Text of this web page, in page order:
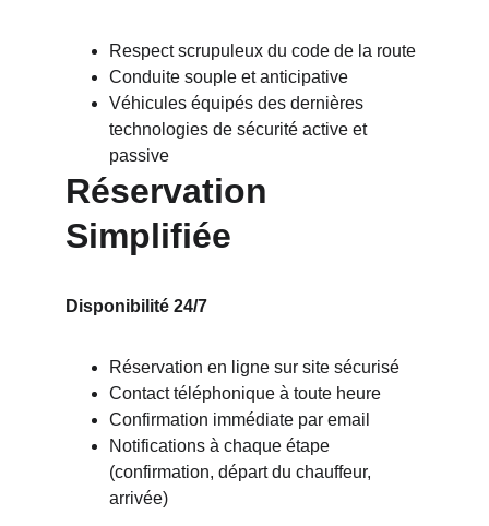
Respect scrupuleux du code de la route
Conduite souple et anticipative
Véhicules équipés des dernières
technologies de sécurité active et
passive
Réservation
Simplifiée
Disponibilité 24/7
Réservation en ligne sur site sécurisé
Contact téléphonique à toute heure
Confirmation immédiate par email
Notifications à chaque étape
(confirmation, départ du chauffeur,
arrivée)